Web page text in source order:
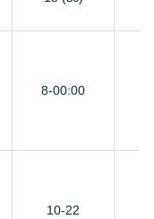
8-00:00
10-22